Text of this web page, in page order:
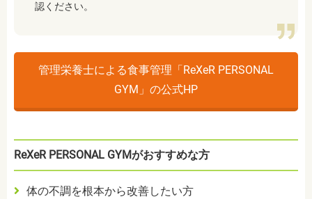
認ください。
管理栄養士による食事管理「ReXeR PERSONAL
GYM」の公式HP
ReXeR PERSONAL GYMがおすすめな方
体の不調を根本から改善したい方